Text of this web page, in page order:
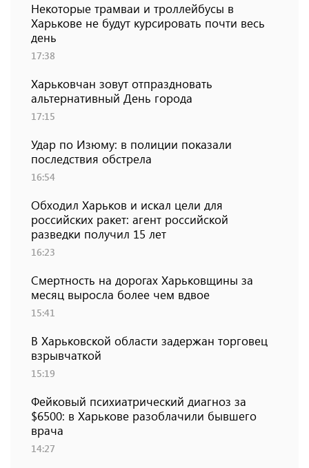
Некоторые трамваи и троллейбусы в
Харькове не будут курсировать почти весь
день
17:38
Харьковчан зовут отпраздновать
альтернативный День города
17:15
Удар по Изюму: в полиции показали
последствия обстрела
16:54
Обходил Харьков и искал цели для
российских ракет: агент российской
разведки получил 15 лет
16:23
Смертность на дорогах Харьковщины за
месяц выросла более чем вдвое
15:41
В Харьковской области задержан торговец
взрывчаткой
15:19
Фейковый психиатрический диагноз за
$6500: в Харькове разоблачили бывшего
врача
14:27